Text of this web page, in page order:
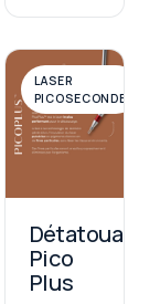
LASER
PICOSECONDE
Détatouage
Pico
Plus